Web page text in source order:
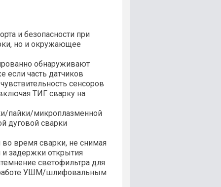
и безопасности при
но и окружающее
обнаруживают
если часть датчиков
сенсоров
ТИГ сварку на
пайки/микроплазменной
дуговой сварки
время сварки, не снимая
задержки открытия
светофильтра для
работе УШМ/шлифовальным